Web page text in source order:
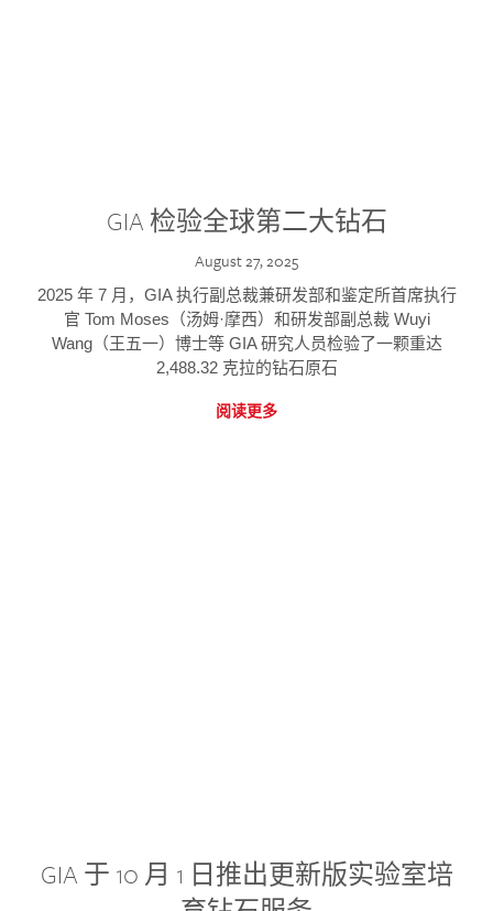
GIA 检验全球第二大钻石
August 27, 2025
2025 年 7 月，GIA 执行副总裁兼研发部和鉴定所首席执行
官 Tom Moses（汤姆·摩西）和研发部副总裁 Wuyi
Wang（王五一）博士等 GIA 研究人员检验了一颗重达
2,488.32 克拉的钻石原石
阅读更多
GIA 于 10 月 1 日推出更新版实验室培